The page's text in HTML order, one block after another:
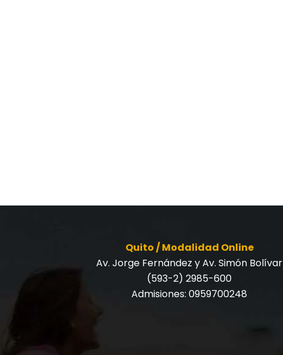
Quito / Modalidad Online
Av. Jorge Fernández y Av. Simón Bolívar
(593-2) 2985-600
Admisiones:0959700248